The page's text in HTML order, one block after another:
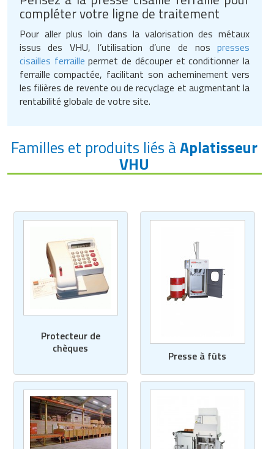
compléter votre ligne de traitement
Pour aller plus loin dans la valorisation des métaux
issus des VHU, l’utilisation d’une de nospresses
cisailles ferraille permet de découper et conditionner la
ferraille compactée, facilitant son acheminement vers
les filières de revente ou de recyclage et augmentant la
rentabilité globale de votre site.
Familles et produits liés àAplatisseur
VHU
Protecteur de
chèques
Presse à fûts